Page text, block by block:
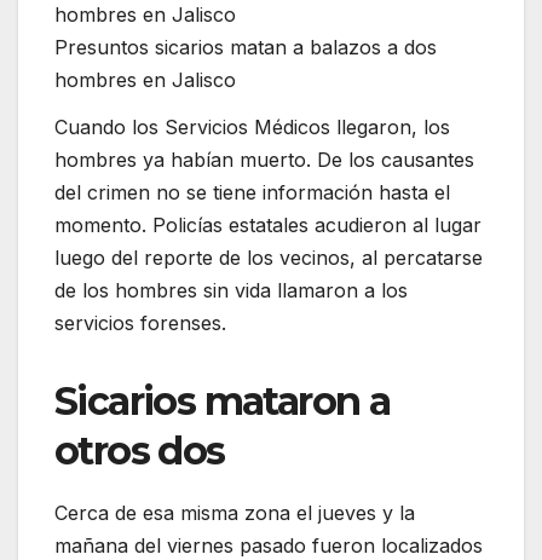
Presuntos sicarios matan a balazos a dos
hombres en Jalisco
Cuando los Servicios Médicos llegaron, los
hombres ya habían muerto. De los causantes
del crimen no se tiene información hasta el
momento. Policías estatales acudieron al lugar
luego del reporte de los vecinos, al percatarse
de los hombres sin vida llamaron a los
servicios forenses.
Sicarios mataron a
otros dos
Cerca de esa misma zona el jueves y la
mañana del viernes pasado fueron localizados